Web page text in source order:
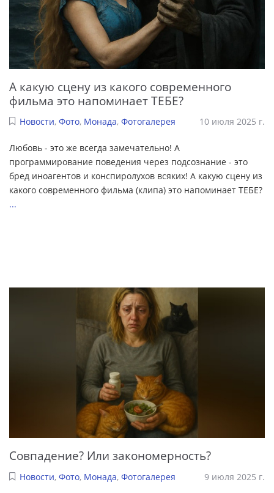
А какую сцену из какого современного
фильма это напоминает ТЕБЕ?
Новости, Фото, Монада, Фотогалерея 10 июля 2025 г.
Любовь - это же всегда замечательно! А
программирование поведения через подсознание - это
бред иноагентов и конспиролухов всяких! А какую сцену из
какого современного фильма (клипа) это напоминает ТЕБЕ?
...
Совпадение? Или закономерность?
Новости, Фото, Монада, Фотогалерея 9 июля 2025 г.